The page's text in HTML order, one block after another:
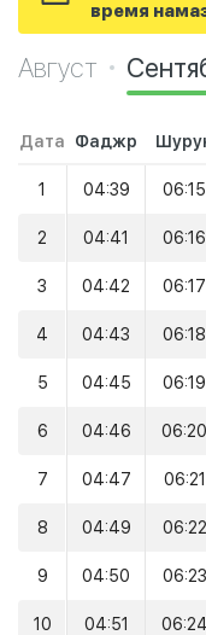
время
Август
Дата Фаджр
1 04:39 06:15
2 04:41 06:16
3 04:42 06:17
4 04:43 06:18
5 04:45 06:19
6 04:46 06:20
7 04:47 06:21
8 04:49 06:22
9 04:50 06:23
10 04:51 06:24